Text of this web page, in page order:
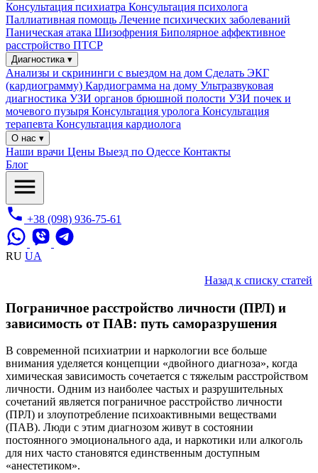
Консультация психиатра Консультация психолога
Паллиативная помощь Лечение психических заболеваний
Паническая атака Шизофрения Биполярное аффективное
расстройство ПТСР
Диагностика ▾
Анализы и скрининги с выездом на дом Сделать ЭКГ
(кардиограмму) Кардиограмма на дому Ультразвуковая
диагностика УЗИ органов брюшной полости УЗИ почек и
мочевого пузыря Консультация уролога Консультация
терапевта Консультация кардиолога
О нас ▾
Наши врачи Цены Выезд по Одессе Контакты
Блог
+38 (098) 936-75-61
RU UA
Назад к списку статей
Пограничное расстройство личности (ПРЛ) и
зависимость от ПАВ: путь саморазрушения
В современной психиатрии и наркологии все больше
внимания уделяется концепции «двойного диагноза», когда
химическая зависимость сочетается с тяжелым расстройством
личности. Одним из наиболее частых и разрушительных
сочетаний является пограничное расстройство личности
(ПРЛ) и злоупотребление психоактивными веществами
(ПАВ). Люди с этим диагнозом живут в состоянии
постоянного эмоционального ада, и наркотики или алкоголь
для них часто становятся единственным доступным
«анестетиком».